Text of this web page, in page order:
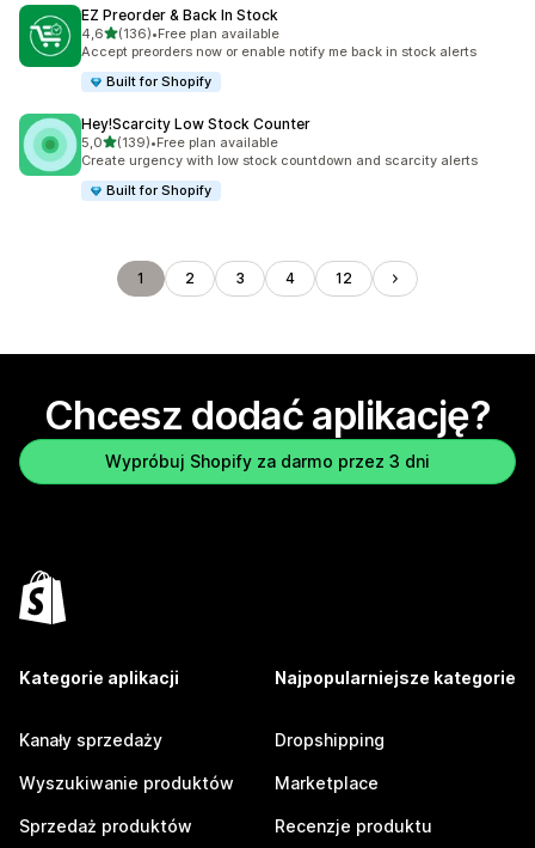
EZ Preorder & Back In Stock
4,6na 5 gwiazdek
(136)
Łączna liczba recenzji: 136
•Free plan available
Accept preorders now or enable notify me back in stock alerts
Built for Shopify
Hey!Scarcity Low Stock Counter
5,0na 5 gwiazdek
(139)
Łączna liczba recenzji: 139
•Free plan available
Create urgency with low stock countdown and scarcity alerts
Built for Shopify
1 2 3 4 12
Chcesz dodać aplikację?
Wypróbuj Shopify za darmo przez 3 dni
Kategorie aplikacji
Kanały sprzedaży
Wyszukiwanie produktów
Sprzedaż produktów
Najpopularniejsze kategorie
Dropshipping
Marketplace
Recenzje produktu